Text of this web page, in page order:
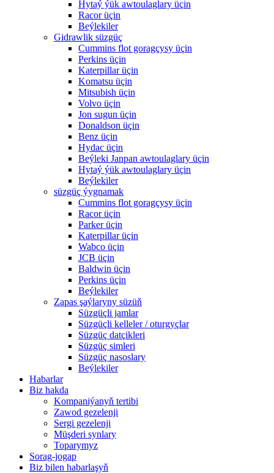
Hytaý ýük awtoulaglary üçin
Racor üçin
Beýlekiler
Gidrawlik süzgüç
Cummins flot goragçysy üçin
Perkins üçin
Katerpillar üçin
Komatsu üçin
Mitsubish üçin
Volvo üçin
Jon sugun üçin
Donaldson üçin
Benz üçin
Hydac üçin
Beýleki Janpan awtoulaglary üçin
Hytaý ýük awtoulaglary üçin
Beýlekiler
süzgüç ýygnamak
Cummins flot goragçysy üçin
Racor üçin
Parker üçin
Katerpillar üçin
Wabco üçin
JCB üçin
Baldwin üçin
Perkins üçin
Beýlekiler
Zapas şaýlaryny süzüň
Süzgüçli jamlar
Süzgüçli kelleler / oturgyçlar
Süzgüç datçikleri
Süzgüç simleri
Süzgüç nasoslary
Beýlekiler
Habarlar
Biz hakda
Kompaniýanyň tertibi
Zawod gezelenji
Sergi gezelenji
Müşderi synlary
Toparymyz
Sorag-jogap
Biz bilen habarlaşyň